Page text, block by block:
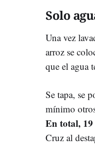
Solo
Una vez
arroz se
que el agua
Se tapa, se
mínimo
En total,
Cruz al